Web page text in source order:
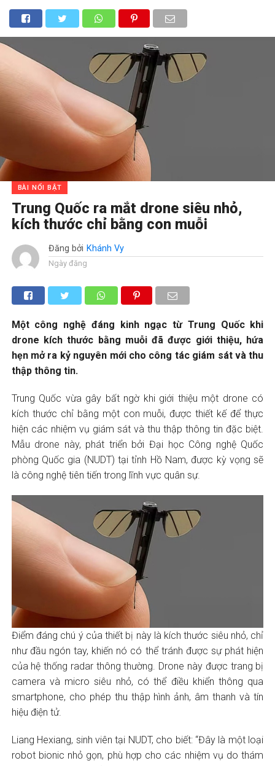
BÀI NỔI BẬT
Trung Quốc ra mắt drone siêu nhỏ,
kích thước chỉ bằng con muỗi
Đăng bởi Khánh Vy
Ngày đăng
Một công nghệ đáng kinh ngạc từ Trung Quốc khi
drone kích thước bằng muỗi đã được giới thiệu, hứa
hẹn mở ra kỷ nguyên mới cho công tác giám sát và thu
thập thông tin.
Trung Quốc vừa gây bất ngờ khi giới thiệu một drone có
kích thước chỉ bằng một con muỗi, được thiết kế để thực
hiện các nhiệm vụ giám sát và thu thập thông tin đặc biệt.
Mẫu drone này, phát triển bởi Đại học Công nghệ Quốc
phòng Quốc gia (NUDT) tại tỉnh Hồ Nam, được kỳ vọng sẽ
là công nghệ tiên tiến trong lĩnh vực quân sự.
Điểm đáng chú ý của thiết bị này là kích thước siêu nhỏ, chỉ
như đầu ngón tay, khiến nó có thể tránh được sự phát hiện
của hệ thống radar thông thường. Drone này được trang bị
camera và micro siêu nhỏ, có thể điều khiển thông qua
smartphone, cho phép thu thập hình ảnh, âm thanh và tín
hiệu điện tử.
Liang Hexiang, sinh viên tại NUDT, cho biết: “Đây là một loại
robot bionic nhỏ gọn, phù hợp cho các nhiệm vụ do thám